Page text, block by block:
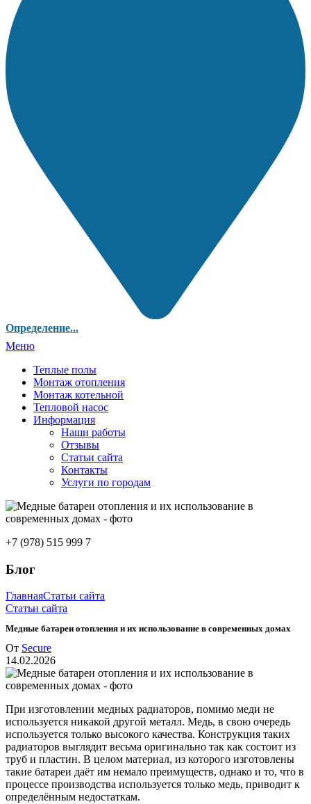
Определение...
Меню
Теплые полы
Монтаж отопления
Монтаж котельной
Тепловой насос
Информация
Наши работы
Отзывы
Статьи сайта
Контакты
Услуги по городам
+7 (978) 515 999 7
Блог
ГлавнаяСтатьи сайта
Статьи сайта
Медные батареи отопления и их использование в современных домах
От Secure
14.02.2026
При изготовлении медных радиаторов, помимо меди не
используется никакой другой металл. Медь, в свою очередь
используется только высокого качества. Конструкция таких
радиаторов выглядит весьма оригинально так как состоит из
труб и пластин. В целом материал, из которого изготовлены
такие батареи даёт им немало преимуществ, однако и то, что в
процессе производства используется только медь, приводит к
определённым недостаткам.